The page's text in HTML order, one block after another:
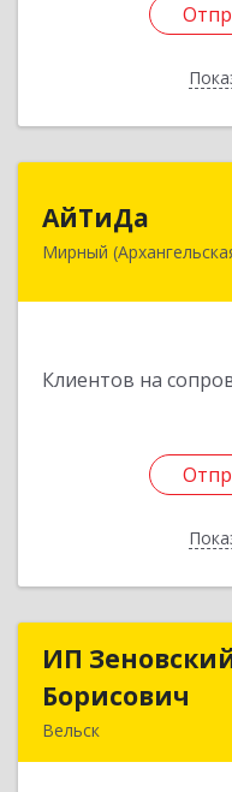
АйТиДа
Мирный
Клиентов на
164170,
ИП
Борисович
Вельск
ИП